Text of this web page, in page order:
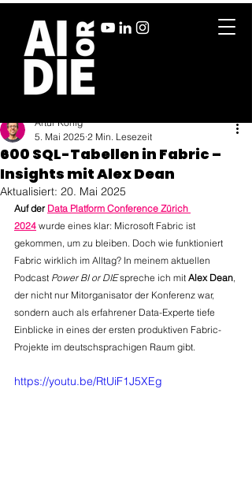
600 SQL-Tabellen in Fabric –
Insights mit Alex Dean
Artur König
5. Mai 2025 2 Min. Lesezeit
Aktualisiert: 20. Mai 2025
Auf der Data Platform Conference Zürich
2024 wurde eines klar: Microsoft Fabric ist
gekommen, um zu bleiben. Doch wie funktioniert
Fabric wirklich im Alltag? In meinem aktuellen
Podcast Power BI or DIE spreche ich mit Alex Dean,
der nicht nur Mitorganisator der Konferenz war,
sondern auch als erfahrener Data-Experte tiefe
Einblicke in eines der ersten produktiven Fabric-
Projekte im deutschsprachigen Raum gibt.
https://youtu.be/RtUiF1J5XEg